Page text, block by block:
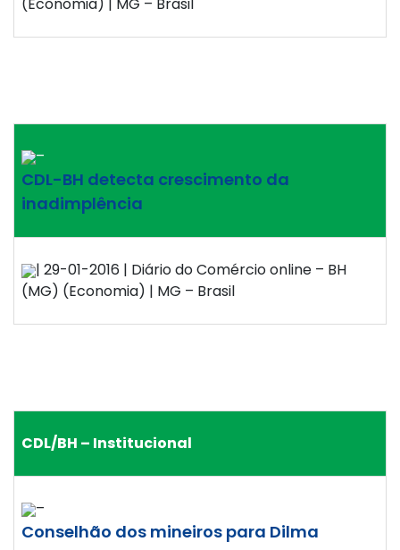
(Economia) | MG – Brasil
–
CDL-BH detecta crescimento da
inadimplência
| 29-01-2016 | Diário do Comércio online – BH
(MG) (Economia) | MG – Brasil
CDL/BH – Institucional
–
Conselhão dos mineiros para Dilma